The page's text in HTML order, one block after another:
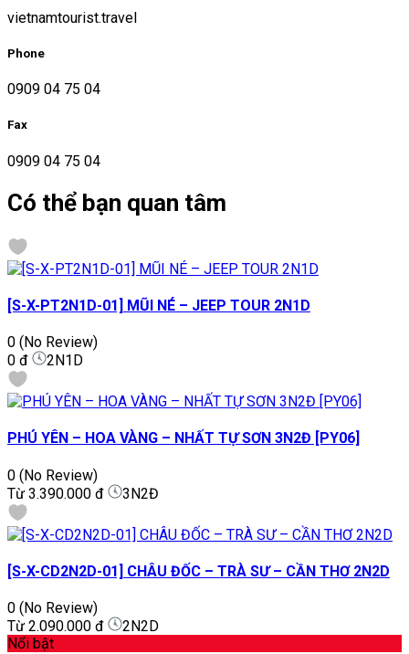
vietnamtourist.travel
Phone
0909 04 75 04
Fax
0909 04 75 04
Có thể bạn quan tâm
[S-X-PT2N1D-01] MŨI NÉ – JEEP TOUR 2N1D
0 (No Review)
0 đ
2N1D
PHÚ YÊN – HOA VÀNG – NHẤT TỰ SƠN 3N2Đ [PY06]
0 (No Review)
Từ 3.390.000 đ 3N2Đ
[S-X-CD2N2D-01] CHÂU ĐỐC – TRÀ SƯ – CẦN THƠ 2N2D
0 (No Review)
Từ 2.090.000 đ
2N2D
Nổi bật